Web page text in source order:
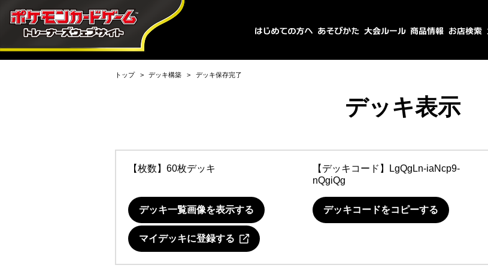
トップ デッキ構築 デッキ保存完了
デッキ表示
【枚数】60枚デッキ 【デッキコード】
LgQgLn-iaNcp9-
nQgiQg
デッキ一覧画像を表示する デッキコードをコピーする
マイデッキに登録する